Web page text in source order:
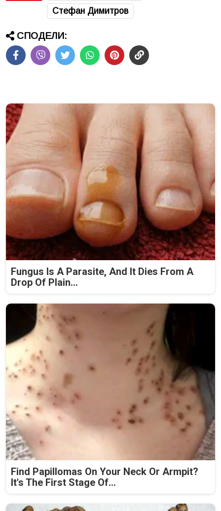
Стефан Димитров
СПОДЕЛИ:
Fungus Is A Parasite, And It Dies From A
Drop Of Plain...
Find Papillomas On Your Neck Or Armpit?
It's The First Stage Of...